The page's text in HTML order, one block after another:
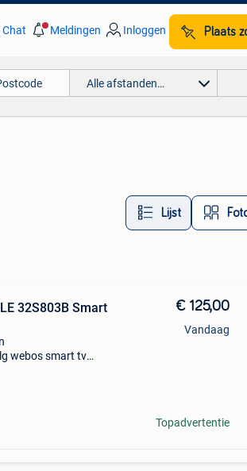
Chat Meldingen Inloggen Plaats
Alle afstanden…
Lijst
32S803B Smart
webos smart tv
€ 125,00
Vandaag
Topadvertentie